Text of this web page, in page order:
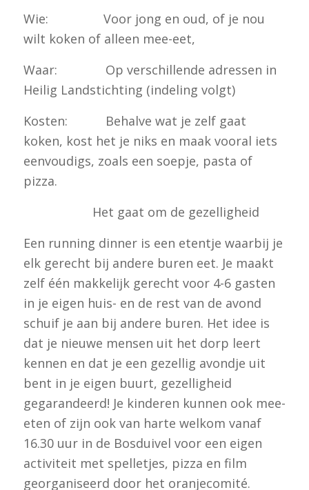
Wie: Voor jong en oud, of je nou
wilt koken of alleen mee-eet,
Waar: Op verschillende adressen in
Heilig Landstichting (indeling volgt)
Kosten: Behalve wat je zelf gaat
koken, kost het je niks en maak vooral iets
eenvoudigs, zoals een soepje, pasta of
pizza.
Het gaat om de gezelligheid
Een running dinner is een etentje waarbij je
elk gerecht bij andere buren eet. Je maakt
zelf één makkelijk gerecht voor 4-6 gasten
in je eigen huis- en de rest van de avond
schuif je aan bij andere buren. Het idee is
dat je nieuwe mensen uit het dorp leert
kennen en dat je een gezellig avondje uit
bent in je eigen buurt, gezelligheid
gegarandeerd! Je kinderen kunnen ook mee-
eten of zijn ook van harte welkom vanaf
16.30 uur in de Bosduivel voor een eigen
activiteit met spelletjes, pizza en film
georganiseerd door het oranjecomité.